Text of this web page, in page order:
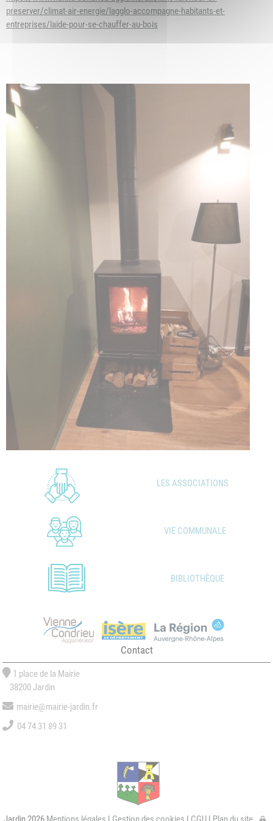
preserver/climat-air-energie/lagglo-accompagne-habitants-et-
entreprises/laide-pour-se-chauffer-au-bois
LES ASSOCIATIONS
VIE COMMUNALE
BIBLIOTHÈQUE
Contact
1 place de la Mairie
38200 Jardin
mairie@mairie-jardin.fr
04 74 31 89 31